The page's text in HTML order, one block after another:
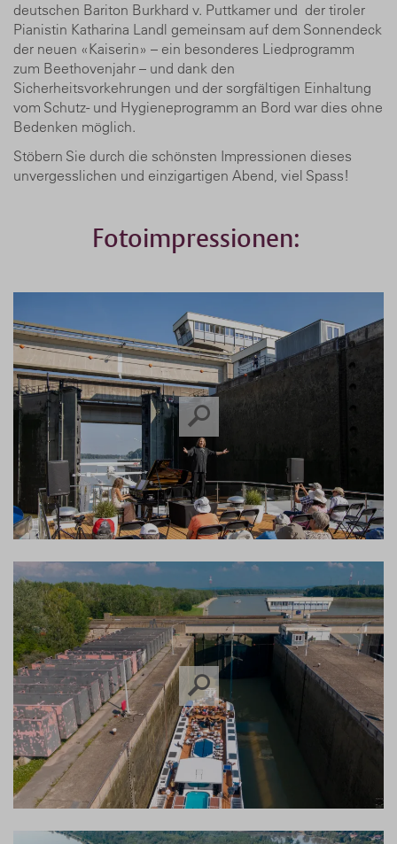
deutschen Bariton Burkhard v. Puttkamer und der tiroler
Pianistin Katharina Landl gemeinsam auf dem Sonnendeck
der neuen «Kaiserin» – ein besonderes Liedprogramm
zum Beethovenjahr – und dank den
Sicherheitsvorkehrungen und der sorgfältigen Einhaltung
vom Schutz- und Hygieneprogramm an Bord war dies ohne
Bedenken möglich.
Stöbern Sie durch die schönsten Impressionen dieses
unvergesslichen und einzigartigen Abend, viel Spass!
Fotoimpressionen: